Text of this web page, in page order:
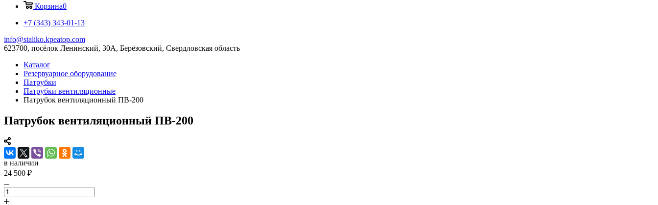
Корзина0
+7 (343) 343-01-13
info@staliko.kpeatop.com
623700, посёлок Ленинский, 30А, Берёзовский, Свердловская область
Каталог
Резервуарное оборудование
Патрубки
Патрубки вентиляционные
Патрубок вентиляционный ПВ-200
Патрубок вентиляционный ПВ-200
в наличии
24 500 ₽